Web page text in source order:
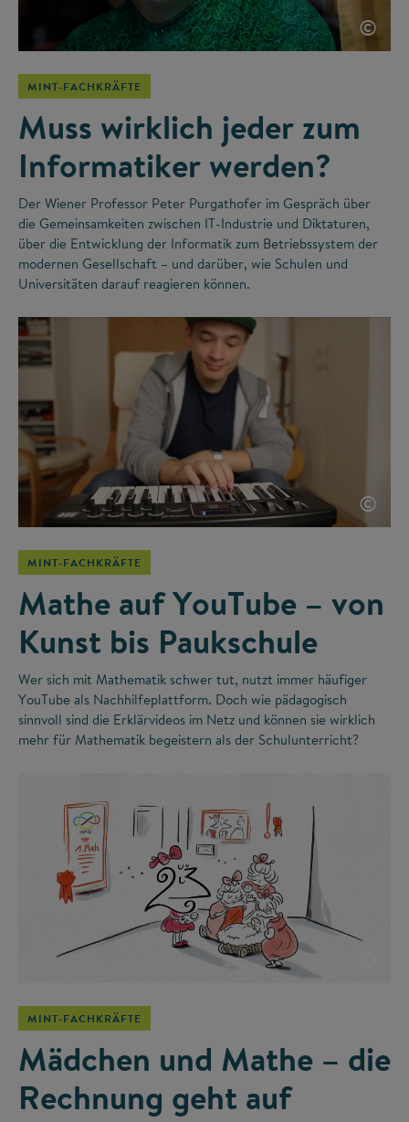
©
MINT-FACHKRÄFTE
Muss wirklich jeder zum
Informatiker werden?
Der Wiener Professor Peter Purgathofer im Gespräch über
die Gemeinsamkeiten zwischen IT-Industrie und Diktaturen,
über die Entwicklung der Informatik zum Betriebssystem der
modernen Gesellschaft – und darüber, wie Schulen und
Universitäten darauf reagieren können.
©
MINT-FACHKRÄFTE
Mathe auf YouTube – von
Kunst bis Paukschule
Wer sich mit Mathematik schwer tut, nutzt immer häufiger
YouTube als Nachhilfeplattform. Doch wie pädagogisch
sinnvoll sind die Erklärvideos im Netz und können sie wirklich
mehr für Mathematik begeistern als der Schulunterricht?
MINT-FACHKRÄFTE
Mädchen und Mathe – die
Rechnung geht auf